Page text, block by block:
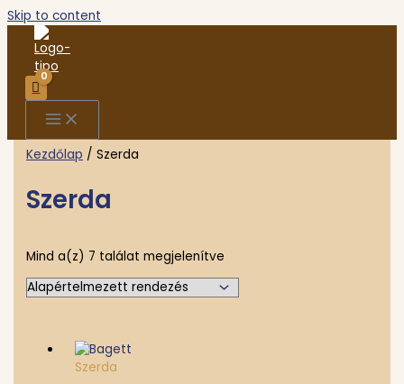
Skip to content
Kezdőlap / Szerda
Szerda
Mind a(z) 7 találat megjelenítve
Szerda